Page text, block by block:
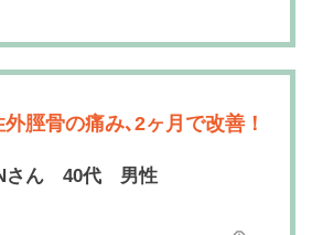
脛骨の痛み､2ヶ月で改善！
さん 40代 男性